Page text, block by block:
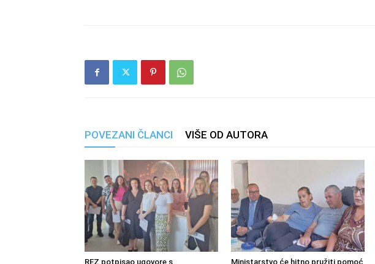
POVEZANI ČLANCI VIŠE OD AUTORA
REZ potpisao ugovore s Ministarstvo će hitno pružiti pomoć